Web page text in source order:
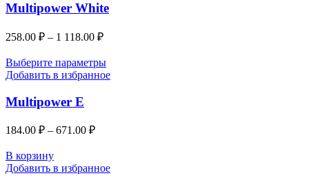
Multipower White
258.00 ₽ – 1 118.00 ₽
Выберите параметры
Добавить в избранное
Multipower E
184.00 ₽ – 671.00 ₽
В корзину
Добавить в избранное